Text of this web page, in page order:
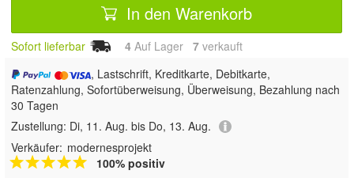
In den Warenkorb
Sofort lieferbar 4 Auf Lager 7 verkauft
, Lastschrift, Kreditkarte, Debitkarte,
Ratenzahlung, Sofortüberweisung, Überweisung, Bezahlung nach
30 Tagen
Zustellung: Di, 11. Aug. bis Do, 13. Aug.
Verkäufer: modernesprojekt
100% positiv